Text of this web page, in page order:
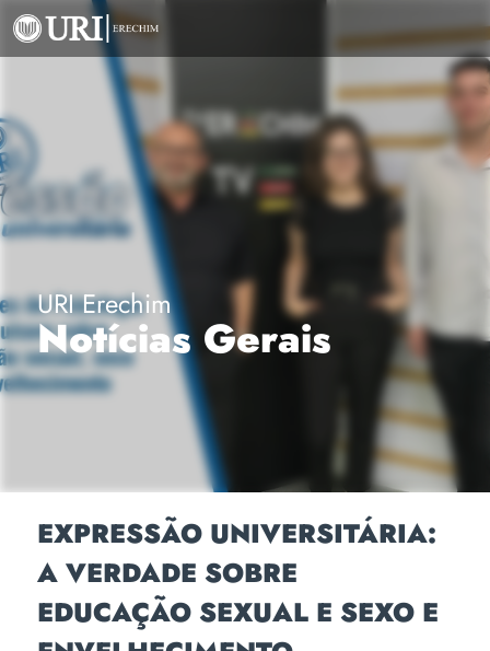
URI Erechim
Notícias Gerais
EXPRESSÃO UNIVERSITÁRIA:
A VERDADE SOBRE
EDUCAÇÃO SEXUAL E SEXO E